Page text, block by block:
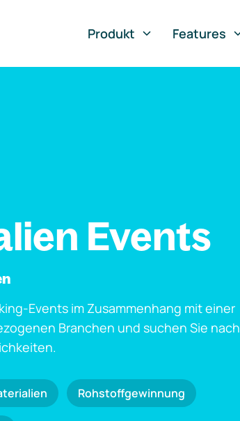
Produkt
Features
Events
Events im Zusammenhang mit einer
Branchen und suchen Sie nach
Rohstoffgewinnung